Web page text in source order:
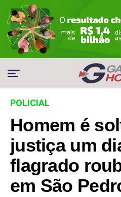
POLICIAL
Homem é
justiça um
flagrado
em São